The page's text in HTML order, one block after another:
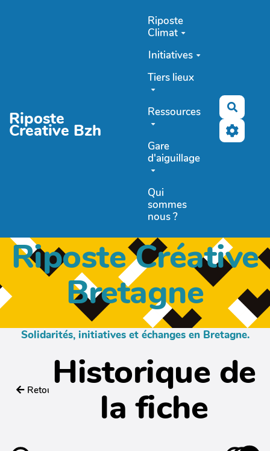
Riposte
Creative Bzh
Riposte
Climat
Initiatives
Tiers lieux
Ressources
Gare
d'aiguillage
Qui
sommes
nous ?
Riposte Créative
Bretagne
Solidarités, initiatives et échanges en Bretagne.
Retour Historique de
la fiche